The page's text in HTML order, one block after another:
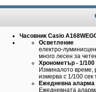
Часовник Casio
Осветление
електро-
много лесен за
Хронометър - 1/100
Изминалото време,
измерва с 1/100 сек
Ежедневна аларма
Ежедневната